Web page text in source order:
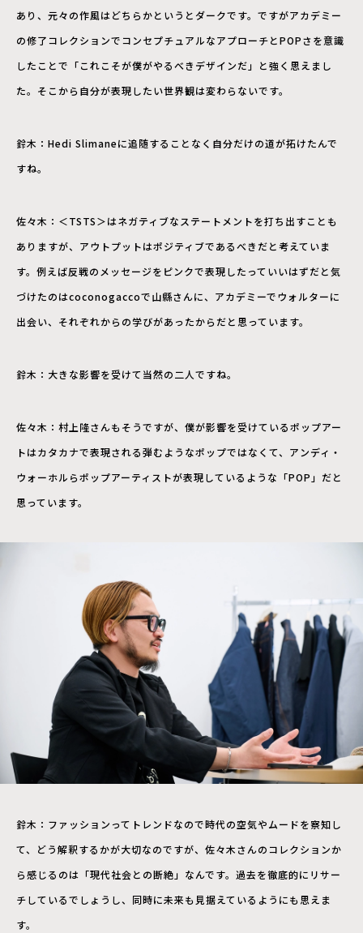
あり、元々の作風はどちらかというとダークです。ですがアカデミー
の修了コレクションでコンセプチュアルなアプローチとPOPさを意識
したことで「これこそが僕がやるべきデザインだ」と強く思えまし
た。そこから自分が表現したい世界観は変わらないです。
鈴木：Hedi Slimaneに追随することなく自分だけの道が拓けたんで
すね。
佐々木：＜TSTS＞はネガティブなステートメントを打ち出すことも
ありますが、アウトプットはポジティブであるべきだと考えていま
す。例えば反戦のメッセージをピンクで表現したっていいはずだと気
づけたのはcoconogaccoで山縣さんに、アカデミーでウォルターに
出会い、それぞれからの学びがあったからだと思っています。
鈴木：大きな影響を受けて当然の二人ですね。
佐々木：村上隆さんもそうですが、僕が影響を受けているポップアー
トはカタカナで表現される弾むようなポップではなくて、アンディ・
ウォーホルらポップアーティストが表現しているような「POP」だと
思っています。
鈴木：ファッションってトレンドなので時代の空気やムードを察知し
て、どう解釈するかが大切なのですが、佐々木さんのコレクションか
ら感じるのは「現代社会との断絶」なんです。過去を徹底的にリサー
チしているでしょうし、同時に未来も見据えているようにも思えま
す。